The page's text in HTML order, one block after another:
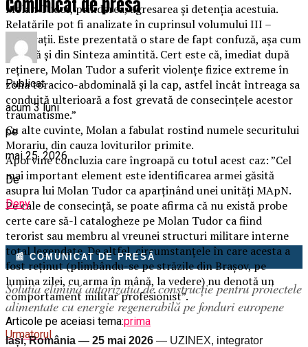
Molan Tudor, prinderea, agresarea şi detenţia acestuia.
Relatările pot fi analizate în cuprinsul volumului III –
Declaraţii. Este prezentată o stare de fapt confuză, aşa cum
rezultă şi din Sinteza amintită. Cert este că, imediat după
reţinere, Molan Tudor a suferit violenţe fizice extreme în
zona toracico-abdominală şi la cap, astfel încât întreaga sa
conduită ulterioară a fost grevată de consecinţele acestor
traumatisme.”
Cu alte cuvinte, Molan a fabulat rostind numele securitului
Morariu, din cauza loviturilor primite.
Apoi vine concluzia care îngroapă cu totul acest caz: ”Cel
mai important element este identificarea armei găsită
asupra lui Molan Tudor ca aparţinând unei unităţi MApN.
Pe cale de consecinţă, se poate afirma că nu există probe
certe care să-l catalogheze pe Molan Tudor ca fiind
terorist sau membru al vreunei structuri militare interne
total legendate. De altfel, circumstanţele în care acesta a
fost reţinut (plimbându-se pe străzile din Braşov, pe
lumina zilei, cu arma în mână, la vedere) nu denotă un
comportament militar profesionist”.
Articole pe aceiasi tema:prima
Urmatorul
Comunicat de presă
Publicat
acum 3 luni
pe
mai 25, 2026
De
Deny
📰 COMUNICAT DE PRESĂ
Soluția elimină autorizația de construcție pentru proiectele
alimentate cu energie regenerabilă pe fonduri europene
Iași, România — 25 mai 2026 — UZINEX, integrator